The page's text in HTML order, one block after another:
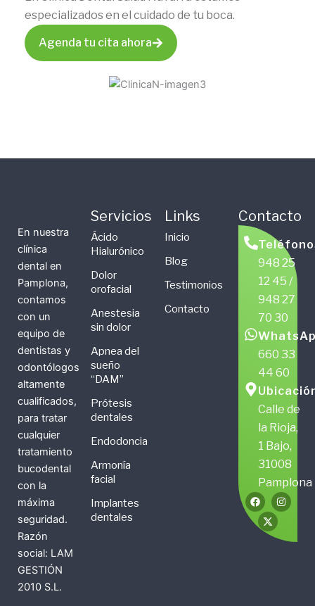
especializados en el cuidado de tu boca.
Agenda tu cita ahora
En nuestra
clínica
dental en
Pamplona,
contamos
con un
equipo de
dentistas y
odontólogos
altamente
cualificados,
para tratar
cualquier
tratamiento
bucodental
con la
máxima
seguridad.
Razón
social: LAM
GESTIÓN
2010 S.L.
Servicios
Ácido
Hialurónico
Dolor
orofacial
Anestesia
sin dolor
Apnea del
sueño
“DAM”
Prótesis
dentales
Endodoncia
Armonía
facial
Implantes
dentales
Links
Inicio
Blog
Testimonios
Contacto
Contacto
948 25
12 45 /
948 27
70 30
660 33
44 60
Calle de
la Rioja,
1 Bajo,
31008
Pamplona
F
a
c
e
I
n
s
g
X
t
w
i